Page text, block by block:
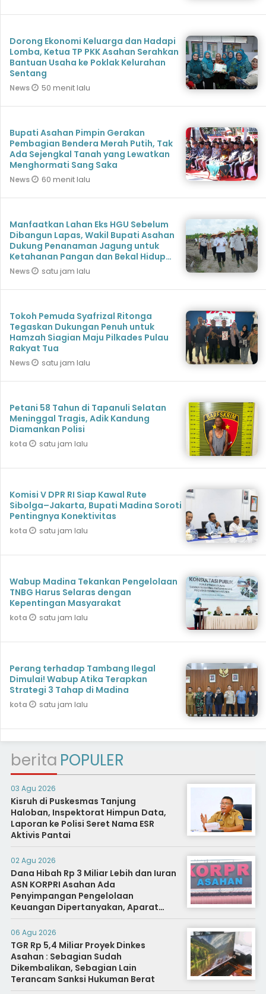
Dorong Ekonomi Keluarga dan Hadapi
Lomba, Ketua TP PKK Asahan Serahkan
Bantuan Usaha ke Poklak Kelurahan
Sentang
News 50 menit lalu
Bupati Asahan Pimpin Gerakan
Pembagian Bendera Merah Putih, Tak
Ada Sejengkal Tanah yang Lewatkan
Menghormati Sang Saka
News 60 menit lalu
Manfaatkan Lahan Eks HGU Sebelum
Dibangun Lapas, Wakil Bupati Asahan
Dukung Penanaman Jagung untuk
Ketahanan Pangan dan Bekal Hidup
Warga Binaan
News satu jam lalu
Tokoh Pemuda Syafrizal Ritonga
Tegaskan Dukungan Penuh untuk
Hamzah Siagian Maju Pilkades Pulau
Rakyat Tua
News satu jam lalu
Petani 58 Tahun di Tapanuli Selatan
Meninggal Tragis, Adik Kandung
Diamankan Polisi
kota satu jam lalu
Komisi V DPR RI Siap Kawal Rute
Sibolga–Jakarta, Bupati Madina Soroti
Pentingnya Konektivitas
kota satu jam lalu
Wabup Madina Tekankan Pengelolaan
TNBG Harus Selaras dengan
Kepentingan Masyarakat
kota satu jam lalu
Perang terhadap Tambang Ilegal
Dimulai! Wabup Atika Terapkan
Strategi 3 Tahap di Madina
kota satu jam lalu
berita POPULER
03 Agu 2026
Kisruh di Puskesmas Tanjung
Haloban, Inspektorat Himpun Data,
Laporan ke Polisi Seret Nama ESR
Aktivis Pantai
02 Agu 2026
Dana Hibah Rp 3 Miliar Lebih dan Iuran
ASN KORPRI Asahan Ada
Penyimpangan Pengelolaan
Keuangan Dipertanyakan, Aparat
Diminta Segera Usut
06 Agu 2026
TGR Rp 5,4 Miliar Proyek Dinkes
Asahan : Sebagian Sudah
Dikembalikan, Sebagian Lain
Terancam Sanksi Hukuman Berat